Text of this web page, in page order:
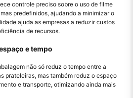
controle preciso sobre o uso de filme
predefinidos, ajudando a minimizar o
ajuda as empresas a reduzir custos
de recursos.
e tempo
não só reduz o tempo entre a
prateleiras, mas também reduz o espaço
e transporte, otimizando ainda mais